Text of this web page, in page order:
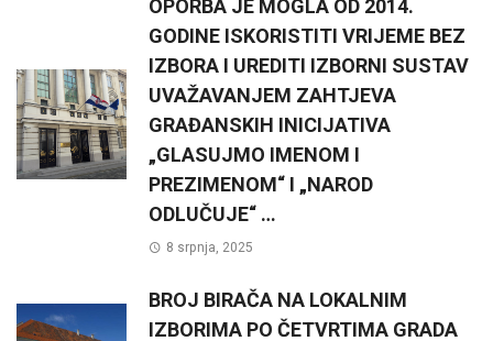
OPORBA JE MOGLA OD 2014.
GODINE ISKORISTITI VRIJEME BEZ
IZBORA I UREDITI IZBORNI SUSTAV
UVAŽAVANJEM ZAHTJEVA
GRAĐANSKIH INICIJATIVA
„GLASUJMO IMENOM I
PREZIMENOM“ I „NAROD
ODLUČUJE“ …
8 srpnja, 2025
BROJ BIRAČA NA LOKALNIM
IZBORIMA PO ČETVRTIMA GRADA